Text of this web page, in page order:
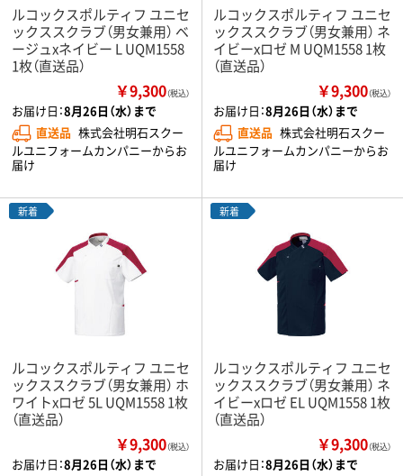
ルコックスポルティフ ユニセ
ックススクラブ（男女兼用） ベ
ージュxネイビー L UQM1558
1枚（直送品）
￥9,300（税込）
お届け日：8月26日（水）まで
直送品 株式会社明石スクー
ルユニフォームカンパニーからお
届け
ルコックスポルティフ ユニセ
ックススクラブ（男女兼用） ネ
イビーxロゼ M UQM1558 1枚
（直送品）
￥9,300（税込）
お届け日：8月26日（水）まで
直送品 株式会社明石スクー
ルユニフォームカンパニーからお
届け
新着
ルコックスポルティフ ユニセ
ックススクラブ（男女兼用） ホ
ワイトxロゼ 5L UQM1558 1枚
（直送品）
￥9,300（税込）
お届け日：8月26日（水）まで
新着
ルコックスポルティフ ユニセ
ックススクラブ（男女兼用） ネ
イビーxロゼ EL UQM1558 1枚
（直送品）
￥9,300（税込）
お届け日：8月26日（水）まで